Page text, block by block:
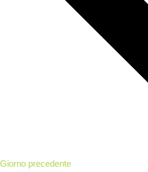
Giorno precedente